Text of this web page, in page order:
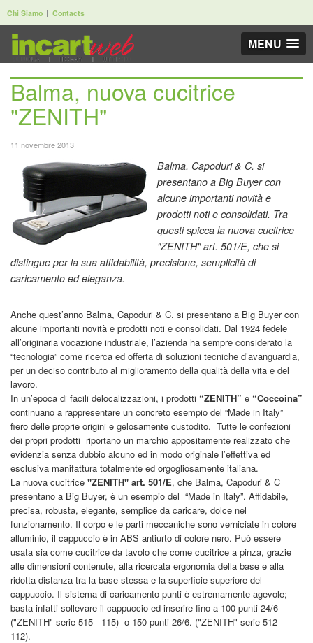
Chi Siamo Contacts
MENU
Balma, nuova cucitrice
"ZENITH"
11 novembre 2013
Balma, Capoduri & C. si
presentano a Big Buyer con
alcune importanti novità e
prodotti noti e consolidati. Tra
questi spicca la nuova cucitrice
"ZENITH" art. 501/E, che si
distingue per la sua affidabilità, precisione, semplicità di
caricamento ed eleganza.
Anche quest’anno Balma, Capoduri & C. si presentano a Big Buyer con
alcune importanti novità e prodotti noti e consolidati. Dal 1924 fedele
all’originaria vocazione industriale, l’azienda ha sempre considerato la
“tecnologia” come ricerca ed offerta di soluzioni tecniche d’avanguardia,
per un deciso contributo al miglioramento della qualità della vita e del
lavoro.
In un’epoca di facili delocalizzazioni, i prodotti “ZENITH” e “Coccoina”
continuano a rappresentare un concreto esempio del “Made in Italy”
fiero delle proprie origini e gelosamente custodito. Tutte le confezioni
dei propri prodotti riportano un marchio appositamente realizzato che
evidenzia senza dubbio alcuno ed in modo originale l’effettiva ed
esclusiva manifattura totalmente ed orgogliosamente italiana.
La nuova cucitrice "ZENITH" art. 501/E, che Balma, Capoduri & C
presentano a Big Buyer, è un esempio del “Made in Italy”. Affidabile,
precisa, robusta, elegante, semplice da caricare, dolce nel
funzionamento. Il corpo e le parti meccaniche sono verniciate in colore
alluminio, il cappuccio è in ABS antiurto di colore nero. Può essere
usata sia come cucitrice da tavolo che come cucitrice a pinza, grazie
alle dimensioni contenute, alla ricercata ergonomia della base e alla
ridotta distanza tra la base stessa e la superficie superiore del
cappuccio. Il sistema di caricamento punti è estremamente agevole;
basta infatti sollevare il cappuccio ed inserire fino a 100 punti 24/6
("ZENITH" serie 515 - 115) o 150 punti 26/6. ("ZENITH" serie 512 -
112).